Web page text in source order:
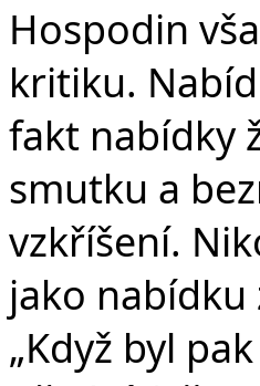
Hospodin
kritiku.
fakt nabídky
smutku a
vzkříšení.
jako nabídku
„Když byl